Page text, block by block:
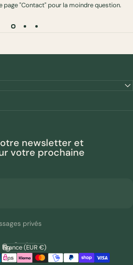
"Contact" pour la moindre question.
newsletter et
votre prochaine
privés
Langue
Pays/région
France (EUR €)